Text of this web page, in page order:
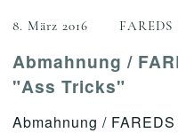
8. März 2016
Abmahnung /
"Ass Tricks"
Abmahnung /